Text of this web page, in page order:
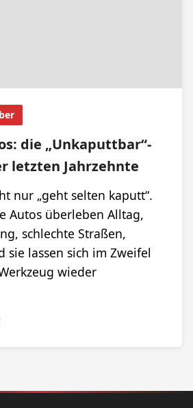
die „Unkaputtbar“-
letzten Jahrzehnte
nur „geht selten kaputt“.
Autos überleben Alltag,
schlechte Straßen,
sie lassen sich im Zweifel
wieder